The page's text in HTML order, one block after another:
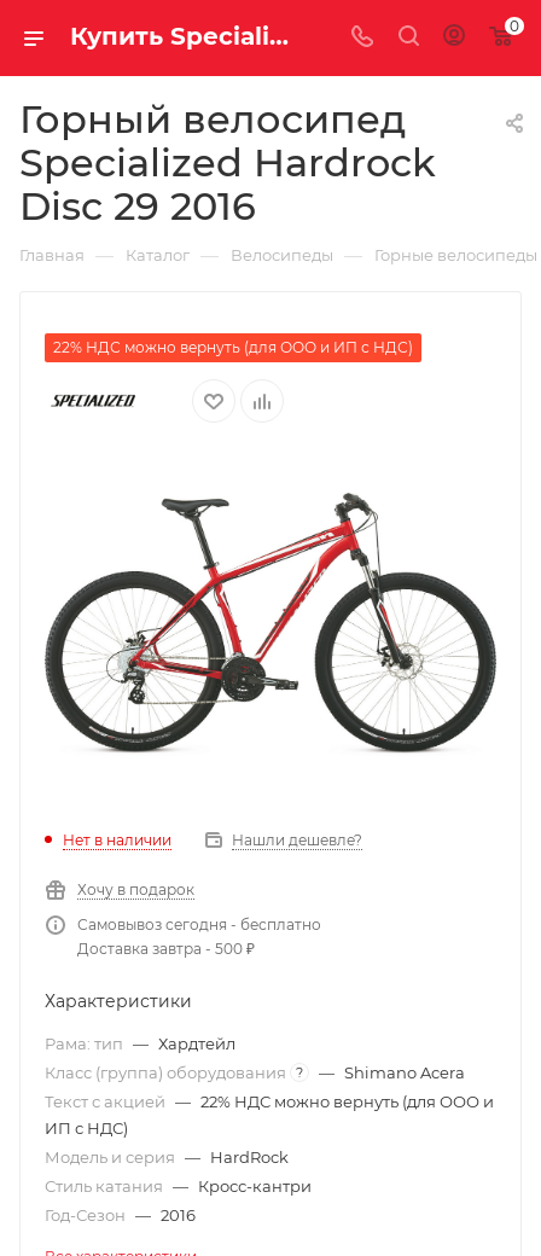
Купить Specialized Hardrock Disc 29 2016 за рублей, а со скидкой 0
Горный велосипед
Specialized Hardrock
Disc 29 2016
Главная — Каталог — Велосипеды — Горные велосипеды
22% НДС можно вернуть (для ООО и ИП с НДС)
Нет в наличии Нашли дешевле?
Хочу в подарок
Самовывоз сегодня - бесплатно
Доставка завтра - 500 ₽
Характеристики
Рама: тип — Хардтейл
Класс (группа) оборудования
? — Shimano Acera
Текст с акцией — 22% НДС можно вернуть (для ООО и
ИП с НДС)
Модель и серия — HardRock
Стиль катания — Кросс-кантри
Год-Сезон — 2016